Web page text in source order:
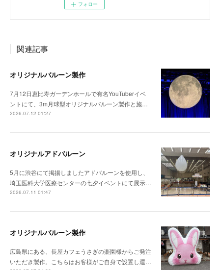
フォロー
関連記事
オリジナルバルーン製作
7月12日恵比寿ガーデンホールで有名YouTuberイベ
ントにて、3m月球型オリジナルバルーン製作と施…
2026.07.12 01:27
オリジナルアドバルーン
5月に渋谷にて掲揚しましたアドバルーンを使用し、
埼玉医科大学医療センターの七夕イベントにて展示…
2026.07.11 01:47
オリジナルバルーン製作
広島県にある、長屋カフェうさぎの楽園様からご発注
いただき製作。こちらはお客様がご自身で設置し運…